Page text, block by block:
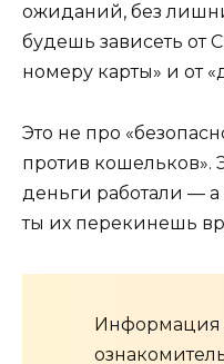
ожиданий, без
будешь зависеть от
номеру карты» и от
Это не про
против кошельков».
деньги работали —
ты их перекинешь
Информация